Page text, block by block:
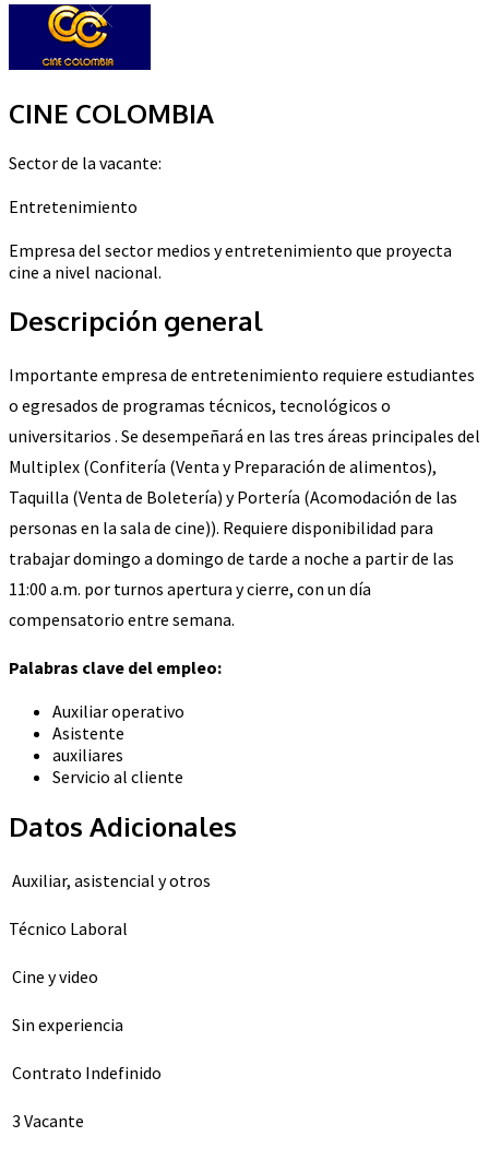
CINE COLOMBIA
Sector de la vacante:
Entretenimiento
Empresa del sector medios y entretenimiento que proyecta
cine a nivel nacional.
Descripción general
Importante empresa de entretenimiento requiere estudiantes
o egresados de programas técnicos, tecnológicos o
universitarios . Se desempeñará en las tres áreas principales del
Multiplex (Confitería (Venta y Preparación de alimentos),
Taquilla (Venta de Boletería) y Portería (Acomodación de las
personas en la sala de cine)). Requiere disponibilidad para
trabajar domingo a domingo de tarde a noche a partir de las
11:00 a.m. por turnos apertura y cierre, con un día
compensatorio entre semana.
Palabras clave del empleo:
Auxiliar operativo
Asistente
auxiliares
Servicio al cliente
Datos Adicionales
Auxiliar, asistencial y otros
Técnico Laboral
Cine y video
Sin experiencia
Contrato Indefinido
3 Vacante